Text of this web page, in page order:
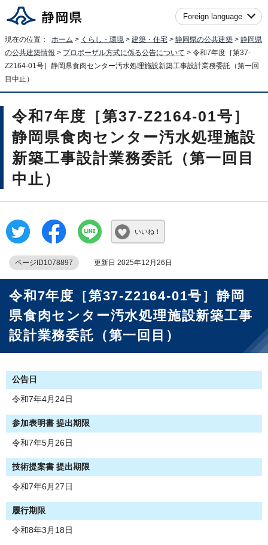
Foreign language
現在の位置： ホーム > くらし・環境 > 建築・住宅 > 静岡県の公共建築 > 静岡県
の公共建築情報 > プロポーザル方式に係る公告について > 令和7年度［第37-
Z2164-01号］静岡県食肉センター汚水処理施設新築工事設計業務委託（第一回
目中止）
令和7年度［第37-Z2164-01号］
静岡県食肉センター汚水処理施設
新築工事設計業務委託（第一回目
中止）
いいね！
ページID1078897 更新日 2025年12月26日
令和7年度［第37-Z2164-01号］静岡
県食肉センター汚水処理施設新築工事
設計業務委託（第一回目）
公告日
令和7年4月24日
参加表明書 提出期限
令和7年5月26日
技術提案書 提出期限
令和7年6月27日
履行期限
令和8年3月18日